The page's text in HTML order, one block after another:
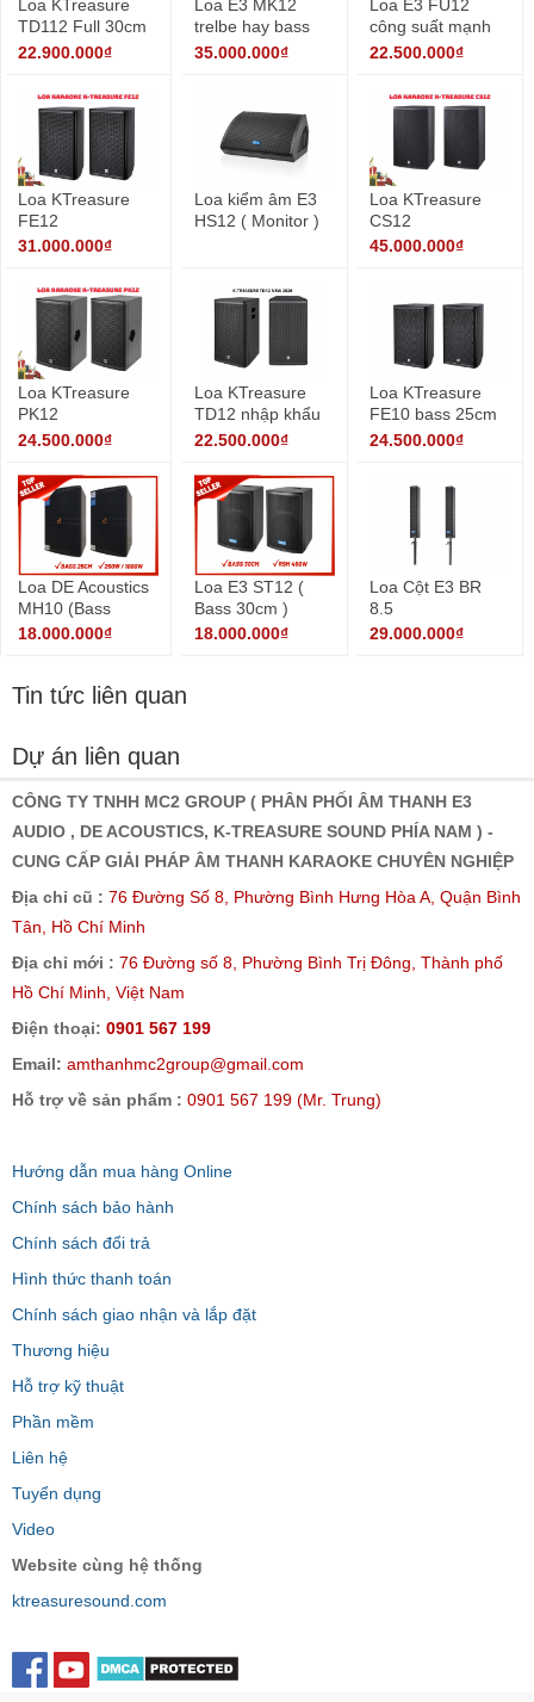
Loa KTreasure
TD112 Full 30cm
nhập khẩu
22.900.000₫
Loa E3 MK12
trelbe hay bass
khỏe
35.000.000₫
Loa E3 FU12
công suất mạnh
mẽ cho karaoke
22.500.000₫
Loa KTreasure
FE12
31.000.000₫
Loa kiểm âm E3
HS12 ( Monitor )
Loa KTreasure
CS12
45.000.000₫
Loa KTreasure
PK12
24.500.000₫
Loa KTreasure
TD12 nhập khẩu
chính hãng
22.500.000₫
Loa KTreasure
FE10 bass 25cm
24.500.000₫
Loa DE Acoustics
MH10 (Bass
25cm)
18.000.000₫
Loa E3 ST12 (
Bass 30cm )
18.000.000₫
Loa Cột E3 BR
8.5
29.000.000₫
Tin tức liên quan
Dự án liên quan
CÔNG TY TNHH MC2 GROUP ( PHÂN PHỐI ÂM THANH E3
AUDIO , DE ACOUSTICS, K-TREASURE SOUND PHÍA NAM ) -
CUNG CẤP GIẢI PHÁP ÂM THANH KARAOKE CHUYÊN NGHIỆP
Địa chỉ cũ : 76 Đường Số 8, Phường Bình Hưng Hòa A, Quận Bình
Tân, Hồ Chí Minh
Địa chỉ mới : 76 Đường số 8, Phường Bình Trị Đông, Thành phố
Hồ Chí Minh, Việt Nam
Điện thoại: 0901 567 199
Email: amthanhmc2group@gmail.com
Hỗ trợ về sản phẩm : 0901 567 199 (Mr. Trung)
Hướng dẫn mua hàng Online
Chính sách bảo hành
Chính sách đổi trả
Hình thức thanh toán
Chính sách giao nhận và lắp đặt
Thương hiệu
Hỗ trợ kỹ thuật
Phần mềm
Liên hệ
Tuyển dụng
Video
Website cùng hệ thống
ktreasuresound.com